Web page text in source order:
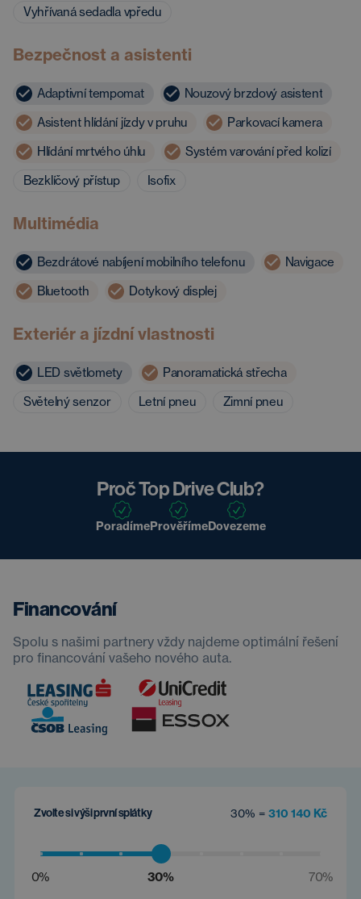
Vyhřívaná sedadla vpředu
Bezpečnost a asistenti
Adaptivní tempomat
Nouzový brzdový asistent
Asistent hlídání jízdy v pruhu
Parkovací kamera
Hlídání mrtvého úhlu
Systém varování před kolizí
Bezklíčový přístup
Isofix
Multimédia
Bezdrátové nabíjení mobilního telefonu
Navigace
Bluetooth
Dotykový displej
Exteriér a jízdní vlastnosti
LED světlomety
Panoramatická střecha
Světelný senzor
Letní pneu Zimní pneu
Proč Top Drive Club?
PoradímePrověřímeDovezeme
Financování
Spolu s našimi partnery vždy najdeme optimální řešení
pro financování vašeho nového auta.
Zvolte si výši první splátky 30% = 310 140 Kč
0% 30% 70%